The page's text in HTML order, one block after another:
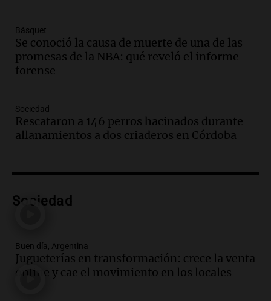
Audio.
Marcelo Lamberti (Rosario Central 2 - 1
Aldosivi)
Deportes Rosario
Audio.
Aldosivi (Campaz) - relato Gato Greco
Deportes Rosario
Audio.Nuevo desarrollo urbano y casa
en Villa María
Audio.La gran exposición de la rural de
la Bulaya abrirá sus puertas mañana con
diversas actividades y sorpresas
Básquet
Se conoció la causa de muerte de una de las
promesas de la NBA: qué reveló el informe
forense
Sociedad
Rescataron a 146 perros hacinados durante
allanamientos a dos criaderos en Córdoba
Sociedad
Buen día, Argentina
Jugueterías en transformación: crece la venta
online y cae el movimiento en los locales